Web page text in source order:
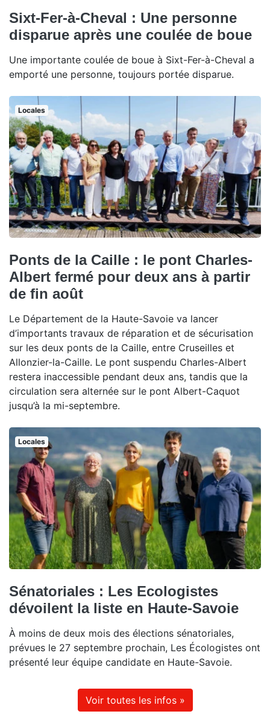
Sixt-Fer-à-Cheval : Une personne
disparue après une coulée de boue
Une importante coulée de boue à Sixt-Fer-à-Cheval a
emporté une personne, toujours portée disparue.
Locales
Ponts de la Caille : le pont Charles-
Albert fermé pour deux ans à partir
de fin août
Le Département de la Haute-Savoie va lancer
d’importants travaux de réparation et de sécurisation
sur les deux ponts de la Caille, entre Cruseilles et
Allonzier-la-Caille. Le pont suspendu Charles-Albert
restera inaccessible pendant deux ans, tandis que la
circulation sera alternée sur le pont Albert-Caquot
jusqu’à la mi-septembre.
Locales
Sénatoriales : Les Ecologistes
dévoilent la liste en Haute-Savoie
À moins de deux mois des élections sénatoriales,
prévues le 27 septembre prochain, Les Écologistes ont
présenté leur équipe candidate en Haute-Savoie.
Voir toutes les infos »